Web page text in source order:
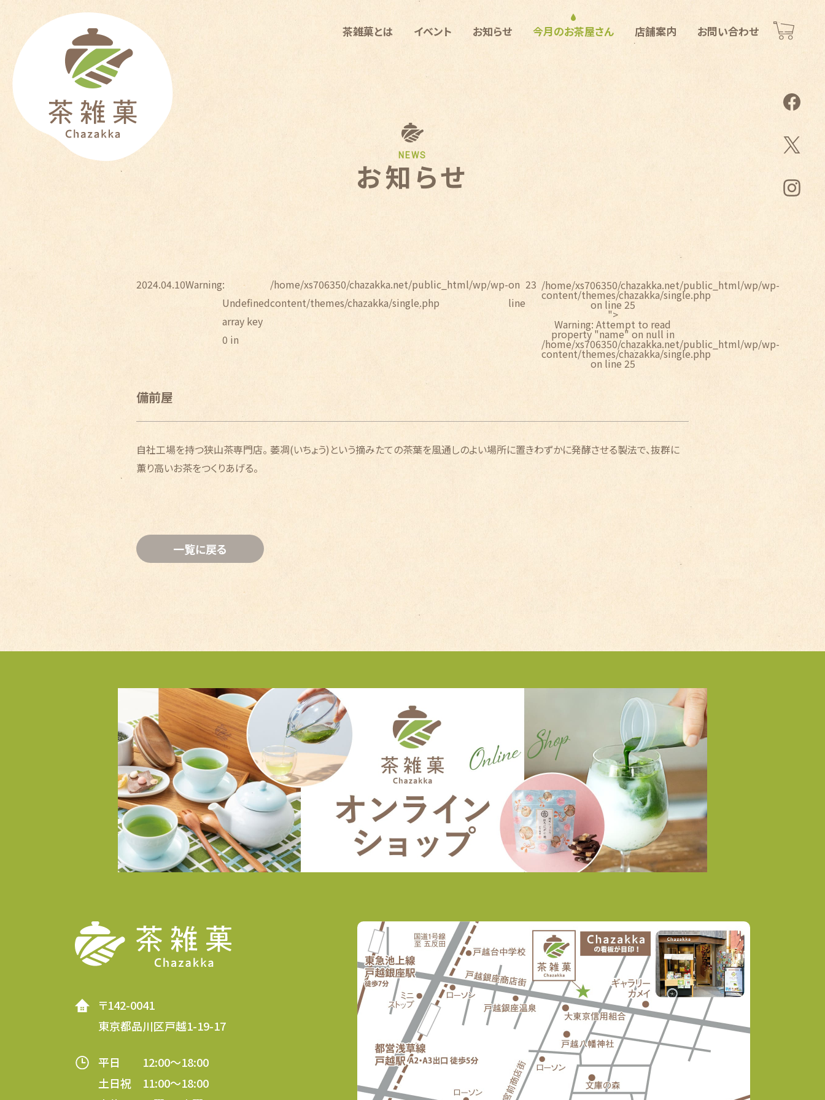
茶雑菓とは イベント お知らせ 今月のお茶屋さん 店舗案内 お問い合わせ
NEWS
お知らせ
2024.04.10Warning:
Undefined
array key
0 in
/home/xs706350/chazakka.net/public_html/wp/wp-
content/themes/chazakka/single.php
on
line
23 /home/xs706350/chazakka.net/public_html/wp/wp-
content/themes/chazakka/single.php
on line 25
">
Warning: Attempt to read
property "name" on null in
/home/xs706350/chazakka.net/public_html/wp/wp-
content/themes/chazakka/single.php
on line 25
備前屋
自社工場を持つ狭山茶専門店。 萎凋(いちょう)という摘みたての茶葉を風通しのよい場所に置きわずかに発酵させる製法で、抜群に
薫り高いお茶をつくりあげる。
一覧に戻る
〒142-0041
東京都品川区戸越1-19-17
平日 12:00～18:00
土日祝 11:00～18:00